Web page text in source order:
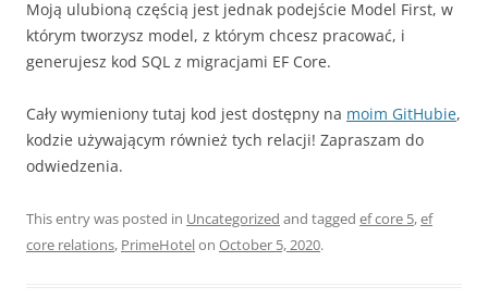
Moją ulubioną częścią jest jednak podejście Model First, w
którym tworzysz model, z którym chcesz pracować, i
generujesz kod SQL z migracjami EF Core.
Cały wymieniony tutaj kod jest dostępny na moim GitHubie,
kodzie używającym również tych relacji! Zapraszam do
odwiedzenia.
This entry was posted in Uncategorized and tagged ef core 5,ef
core relations, PrimeHotelon October 5, 2020.